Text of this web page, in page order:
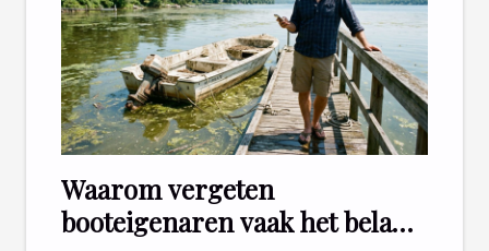
Waarom vergeten
booteigenaren vaak het belang